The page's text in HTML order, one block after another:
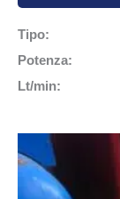
Tipo:
Potenza:
Lt/min: